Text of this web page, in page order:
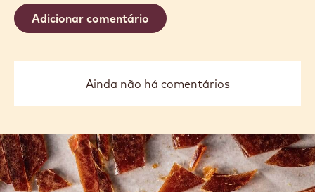
Adicionar comentário
Ainda não há comentários